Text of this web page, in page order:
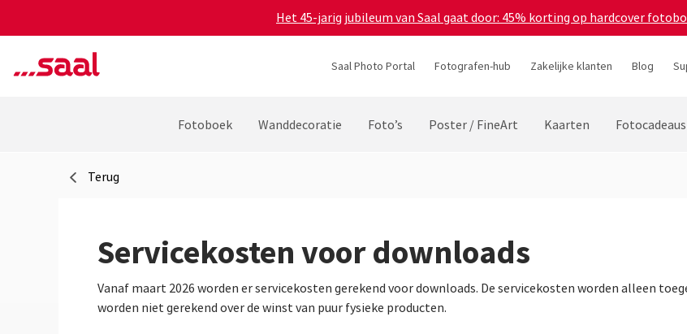
Het 45-jarig jubileum van Saal gaat door: 45% korting op hardcover
Saal Photo Portal Fotografen-hub Zakelijke klanten Blog
Fotoboek Wanddecoratie Foto’s Poster / FineArt Kaarten Fotocadeaus
Terug
Servicekosten voor downloads
Vanaf maart 2026 worden er servicekosten gerekend voor downloads. De servicekosten worden alleen
worden niet gerekend over de winst van puur fysieke producten.